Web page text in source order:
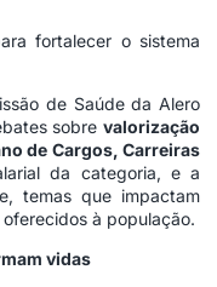
fortalecer o sistema
de Saúde da Alero
sobre valorização
de Cargos, Carreiras
da categoria, e a
temas que impactam
à população.
vidas